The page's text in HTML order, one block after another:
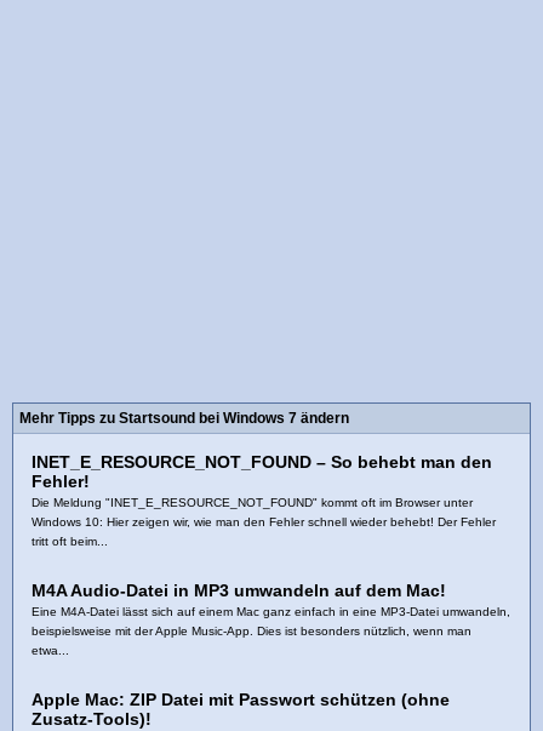
Mehr Tipps zu Startsound bei Windows 7 ändern
INET_E_RESOURCE_NOT_FOUND – So behebt man den
Fehler!
Die Meldung "INET_E_RESOURCE_NOT_FOUND" kommt oft im Browser unter
Windows 10: Hier zeigen wir, wie man den Fehler schnell wieder behebt! Der Fehler
tritt oft beim...
M4A Audio-Datei in MP3 umwandeln auf dem Mac!
Eine M4A-Datei lässt sich auf einem Mac ganz einfach in eine MP3-Datei umwandeln,
beispielsweise mit der Apple Music-App. Dies ist besonders nützlich, wenn man
etwa...
Apple Mac: ZIP Datei mit Passwort schützen (ohne
Zusatz-Tools)!